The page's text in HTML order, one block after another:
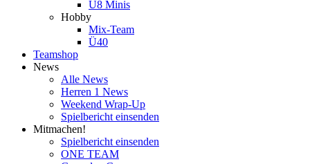
U8 Minis
Hobby
Mix-Team
Ü40
Teamshop
News
Alle News
Herren 1 News
Weekend Wrap-Up
Spielbericht einsenden
Mitmachen!
Spielbericht einsenden
ONE TEAM